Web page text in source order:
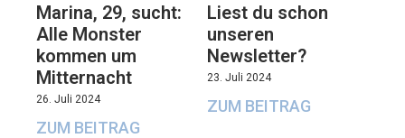
Marina, 29, sucht:
Alle Monster
kommen um
Mitternacht
26. Juli 2024
ZUM BEITRAG
Liest du schon
unseren
Newsletter?
23. Juli 2024
ZUM BEITRAG